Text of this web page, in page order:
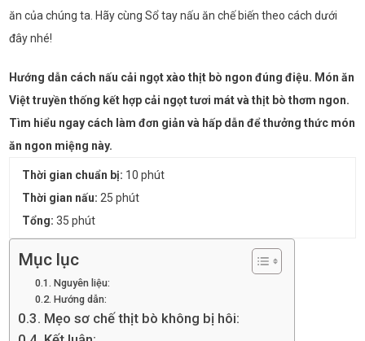
ăn của chúng ta. Hãy cùngSổ tay nấu ănchế biến theo cách dưới
đây nhé!
Hướng dẫn cách nấu cải ngọt xào thịt bò ngon đúng điệu. Món ăn
Việt truyền thống kết hợp cải ngọt tươi mát và thịt bò thơm ngon.
Tìm hiểu ngay cách làm đơn giản và hấp dẫn để thưởng thức món
ăn ngon miệng này.
Thời gian chuẩn bị: 10 phút
Thời gian nấu: 25 phút
Tổng: 35 phút
Mục lục
Nguyên liệu:
Hướng dẫn:
Mẹo sơ chế thịt bò không bị hôi: